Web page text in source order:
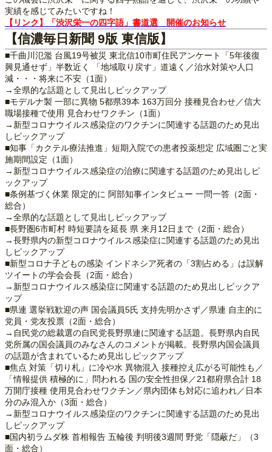
実績を感じてみたいですね！
【リンク】「渋沢栄一の四字語」書道選 開催のお知らせ
【信濃毎日新聞 9版 東信版】
■千曲川氾濫 台風19号被災 東北信10市町住民アンケート「5年後復
興見通せず」半数近く 「地域取り戻す」道遠く／治水対策や人口
減・・・将来に不安（1面）
→全県的な話題として見出しピックアップ
■モデルナ製 一部に異物 5都県39本 163万回分 接種見合わせ／信大
職場接種で使用 見合わせワクチン（1面）
→新型コロナウイルス感染症のワクチンに関連する話題のため見出
しピックアップ
■知事「カクテル療法推進」短期入院での患者投薬想定 広域圏ごと実
施期間設定（1面）
→新型コロナウイルス感染症の治療に関連する話題のため見出しピ
ックアップ
■条例基づく休業 限定的に 阿部知事インタビュー 一問一答（2面・
総合）
→全県的な話題として見出しピックアップ
■長野圏6市町村 時短要請を延長 県 来月12日まで（2面・総合）
→長野県内の新型コロナウイルス感染症に関連する話題のため見出
しピックアップ
■新型コロナ子どもの感染 インドネシア死者の「3割占める」は誤解
ツイートの学会会長（2面・総合）
→新型コロナウイルス感染症に関連する話題のため見出しピックア
ップ
■県連 選挙戦歓迎の声 国会議員5氏 支持先明かさず／県連 自主的に
党員・党友投票（2面・総合）
→自民党の総裁選の自民党長野県連に関連する話題。長野県内自民
党所属の国会議員のみなさんのコメントが掲載。長野県内国会議員
の話題が含まれているため見出しピックアップ
■焦点 対策「切り札」に冷や水 異物混入 接種控え広がる可能性も／
「情報提供 積極的に」問われる 国の安全性担保／21都府県合計 18
万開庁接種 使用見合わせワクチン／県内団体も対応に追われ／日本
分のみ混入か（3面・総合）
→新型コロナウイルス感染症のワクチンに関連する話題のため見出
しピックアップ
■国内初ラムダ株 首相報告 五輪後 判明後3週間 野党「隠蔽だ」（3
面・総合）